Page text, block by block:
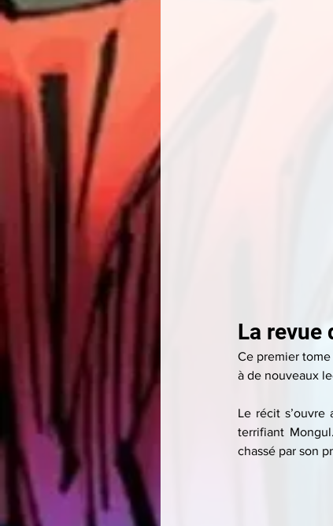
La revue
Ce premier
à de nouveaux
Le récit s’ouvre
terrifiant
chassé par son